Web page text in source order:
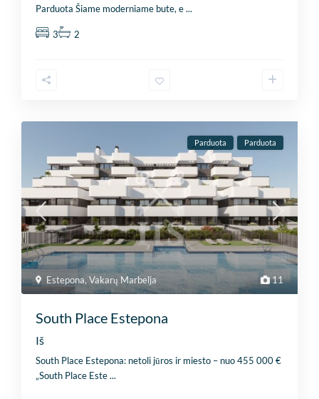
Parduota Šiame moderniame bute, e...
3 2
11
Estepona,Vakarų Marbelja
Parduota Parduota
South Place Estepona
Iš
South Place Estepona: netoli jūros ir miesto – nuo 455 000 €
„South Place Este...